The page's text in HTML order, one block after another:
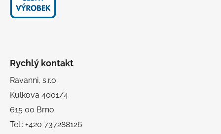
Rychlý kontakt
Ravanni, s.r.o.
Kulkova 4001/4
615 00 Brno
Tel.: +420 737288126